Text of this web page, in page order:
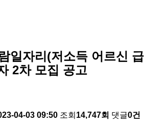
일자리(저소득 어르신 급
2차 모집 공고
04-03 09:50 조회 14,747회 댓글0건